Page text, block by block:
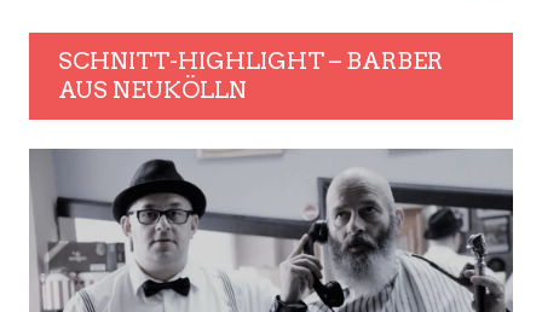
SCHNITT-HIGHLIGHT – BARBER
AUS NEUKÖLLN